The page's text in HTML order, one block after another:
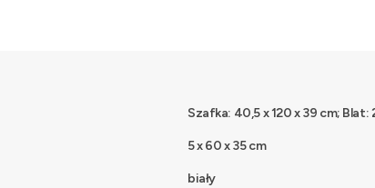
Szafka: 40,5 x 120 x 39 cm; Blat:
5 x 60 x 35 cm
biały